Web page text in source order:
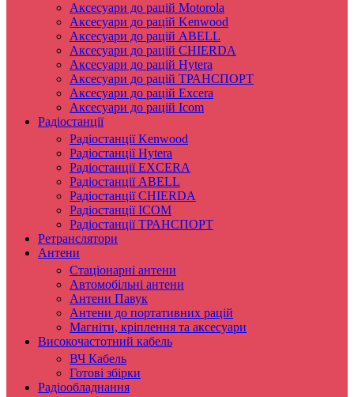
Аксесуари до рацій Motorola
Аксесуари до рацій Kenwood
Аксесуари до рацій ABELL
Аксесуари до рацій CHIERDA
Аксесуари до рацій Hytera
Аксесуари до рацій ТРАНСПОРТ
Аксесуари до рацій Excera
Аксесуари до рацій Icom
Радіостанції
Радіостанції Kenwood
Радіостанції Hytera
Радіостанції EXCERA
Радіостанції ABELL
Радіостанції CHIERDA
Радіостанції ICOM
Радіостанції ТРАНСПОРТ
Ретранслятори
Антени
Стаціонарні антени
Автомобільні антени
Антени Павук
Антени до портативних рацій
Магніти, кріплення та аксесуари
Високочастотний кабель
ВЧ Кабель
Готові збірки
Радіообладнання